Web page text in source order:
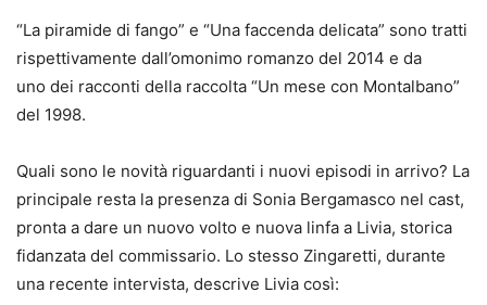
“La piramide di fango” e “Una faccenda delicata” sono tratti
rispettivamente dall’omonimo romanzo del 2014 e da
uno dei racconti della raccolta “Un mese con Montalbano”
del 1998.
Quali sono le novità riguardanti i nuovi episodi in arrivo? La
principale resta la presenza di Sonia Bergamasco nel cast,
pronta a dare un nuovo volto e nuova linfa a Livia, storica
fidanzata del commissario. Lo stesso Zingaretti, durante
una recente intervista, descrive Livia così: